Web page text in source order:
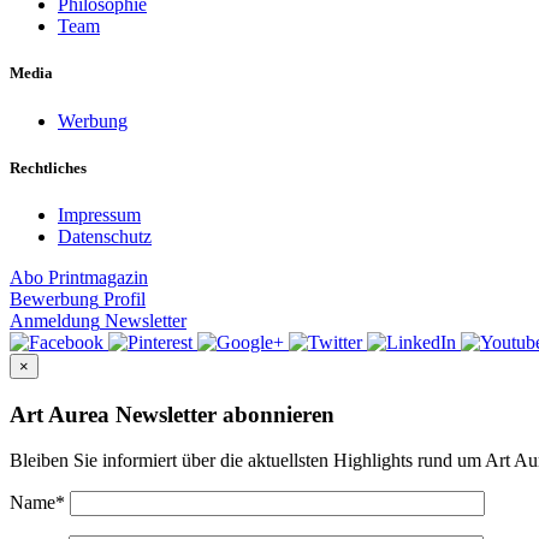
Philosophie
Team
Media
Werbung
Rechtliches
Impressum
Datenschutz
Abo Printmagazin
Bewerbung Profil
Anmeldung Newsletter
×
Art Aurea Newsletter abonnieren
Bleiben Sie informiert über die aktuellsten Highlights rund um Art
Name*